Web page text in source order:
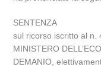
SENTENZA
sul ricorso iscritto al n.
MINISTERO
DEMANIO,